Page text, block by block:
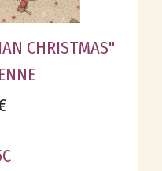
CHRISTMAS"